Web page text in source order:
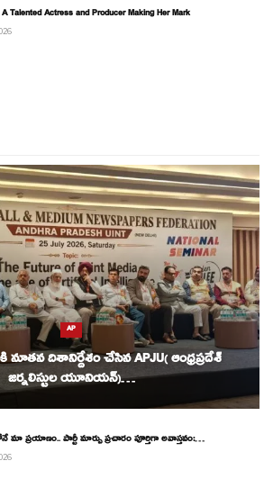
Talented Actress and Producer Making Her Mark
AP
దిశానిర్దేశం చేసిన APJU( ఆంధ్రప్రదేశ్
జర్నలిస్టుల యూనియన్)…
మా ప్రయాణం.. పార్టీ మార్పు ప్రచారం పూర్తిగా అవాస్తవం:…